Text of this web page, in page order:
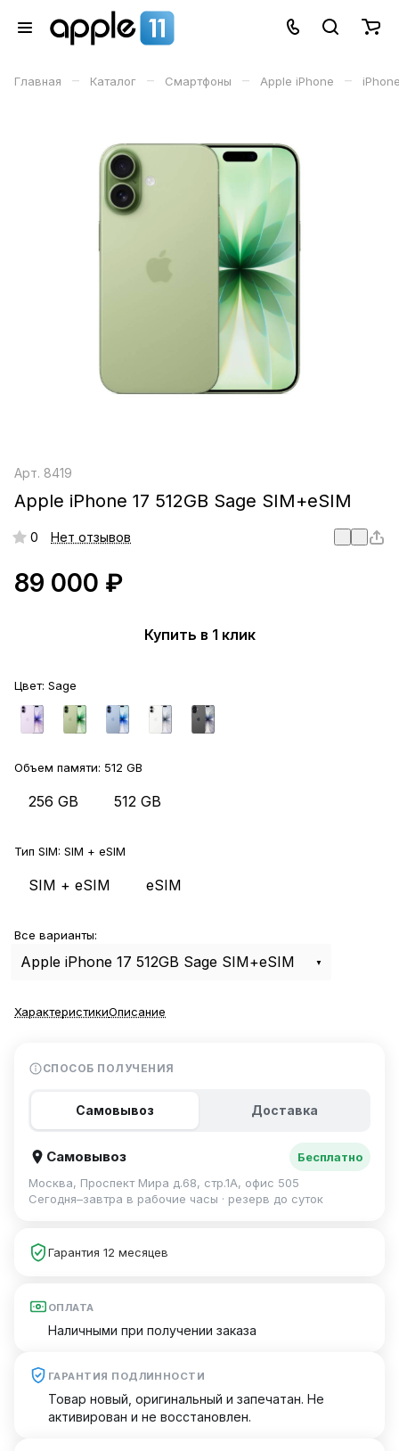
Главная – Каталог – Смартфоны – Apple iPhone –
Арт. 8419
Apple iPhone 17 512GB Sage SIM+eSIM
0 Нет отзывов
89 000 ₽
Купить в 1 клик
Цвет: Sage
Объем памяти: 512 GB
256 GB 512 GB
Тип SIM: SIM + eSIM
SIM + eSIM eSIM
Все варианты:
Apple iPhone 17 512GB Sage SIM+eSIM
ХарактеристикиОписание
СПОСОБ ПОЛУЧЕНИЯ
Самовывоз Доставка
Самовывоз
Бесплатно
Москва, Проспект Мира д.68, стр.1А, офис 505
Сегодня–завтра в рабочие часы · резерв до суток
Гарантия 12 месяцев
ОПЛАТА
Наличными при получении заказа
ГАРАНТИЯ ПОДЛИННОСТИ
Товар новый, оригинальный и запечатан. Не
активирован и не восстановлен.